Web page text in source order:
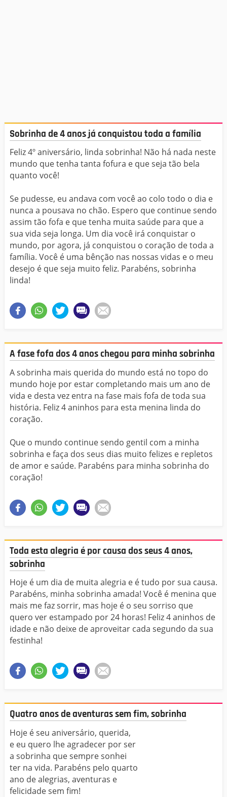
Sobrinha de 4 anos já conquistou toda a família
Feliz 4º aniversário, linda sobrinha! Não há nada neste
mundo que tenha tanta fofura e que seja tão bela
quanto você!
Se pudesse, eu andava com você ao colo todo o dia e
nunca a pousava no chão. Espero que continue sendo
assim tão fofa e que tenha muita saúde para que a
sua vida seja longa. Um dia você irá conquistar o
mundo, por agora, já conquistou o coração de toda a
família. Você é uma bênção nas nossas vidas e o meu
desejo é que seja muito feliz. Parabéns, sobrinha
linda!
A fase fofa dos 4 anos chegou para minha sobrinha
A sobrinha mais querida do mundo está no topo do
mundo hoje por estar completando mais um ano de
vida e desta vez entra na fase mais fofa de toda sua
história. Feliz 4 aninhos para esta menina linda do
coração.
Que o mundo continue sendo gentil com a minha
sobrinha e faça dos seus dias muito felizes e repletos
de amor e saúde. Parabéns para minha sobrinha do
coração!
Toda esta alegria é por causa dos seus 4 anos,
sobrinha
Hoje é um dia de muita alegria e é tudo por sua causa.
Parabéns, minha sobrinha amada! Você é menina que
mais me faz sorrir, mas hoje é o seu sorriso que
quero ver estampado por 24 horas! Feliz 4 aninhos de
idade e não deixe de aproveitar cada segundo da sua
festinha!
Quatro anos de aventuras sem fim, sobrinha
Hoje é seu aniversário, querida,
e eu quero lhe agradecer por ser
a sobrinha que sempre sonhei
ter na vida. Parabéns pelo quarto
ano de alegrias, aventuras e
felicidade sem fim!